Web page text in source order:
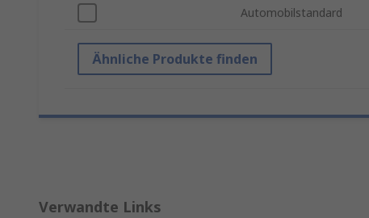
Automobilstandard
Ähnliche Produkte finden
Verwandte Links